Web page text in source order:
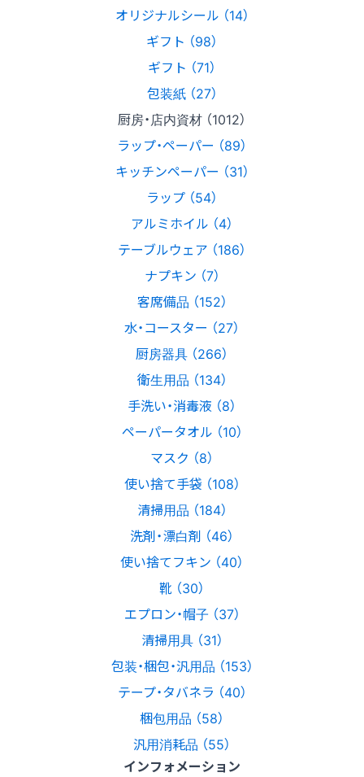
オリジナルシール （14）
ギフト （98）
ギフト （71）
包装紙 （27）
厨房・店内資材 （1012）
ラップ・ペーパー （89）
キッチンペーパー （31）
ラップ （54）
アルミホイル （4）
テーブルウェア （186）
ナプキン （7）
客席備品 （152）
水・コースター （27）
厨房器具 （266）
衛生用品 （134）
手洗い・消毒液 （8）
ペーパータオル （10）
マスク （8）
使い捨て手袋 （108）
清掃用品 （184）
洗剤・漂白剤 （46）
使い捨てフキン （40）
靴 （30）
エプロン・帽子 （37）
清掃用具 （31）
包装・梱包・汎用品 （153）
テープ・タバネラ （40）
梱包用品 （58）
汎用消耗品 （55）
インフォメーション